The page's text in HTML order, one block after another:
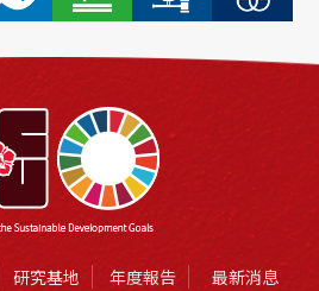
研究基地 年度報告 最新消息